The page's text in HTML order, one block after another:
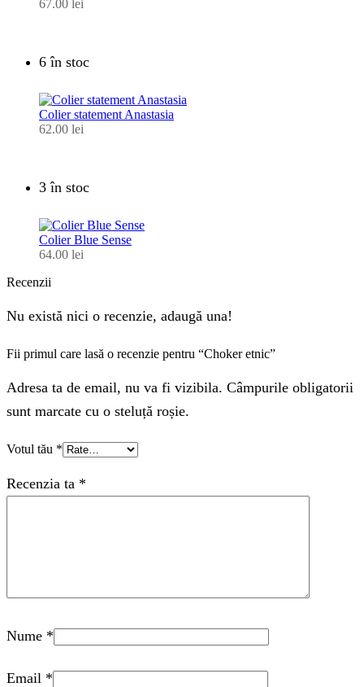
67.00 lei
6 în stoc
Colier statement Anastasia
62.00 lei
3 în stoc
Colier Blue Sense
64.00 lei
Recenzii
Nu există nici o recenzie, adaugă una!
Fii primul care lasă o recenzie pentru “Choker etnic”
Adresa ta de email, nu va fi vizibila. Câmpurile obligatorii
sunt marcate cu o steluță roșie.
Votul tău *
Recenzia ta *
Nume *
Email *